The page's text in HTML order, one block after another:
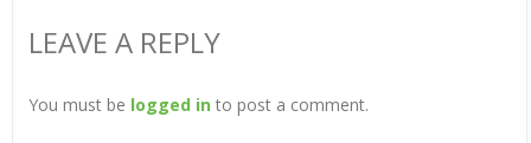
LEAVE A REPLY
You must be logged in to post a comment.